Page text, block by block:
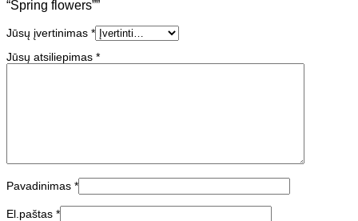
“Spring flowers””
Jūsų įvertinimas *
Jūsų atsiliepimas *
Pavadinimas *
El.paštas *